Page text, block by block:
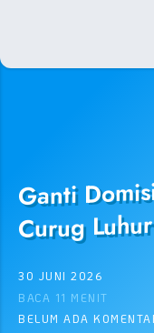
Ganti
Curug
30 JUNI 2026
BACA 11 MENIT
BELUM ADA